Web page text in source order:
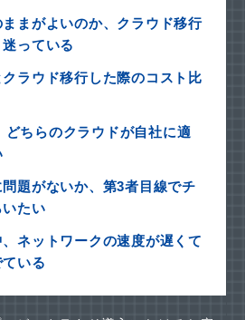
まがよいのか、クラウド移行
っている
ラウド移行した際のコスト比
ちらのクラウドが自社に適
題がないか、第3者目線でチ
たい
ネットワークの速度が遅くて
いる